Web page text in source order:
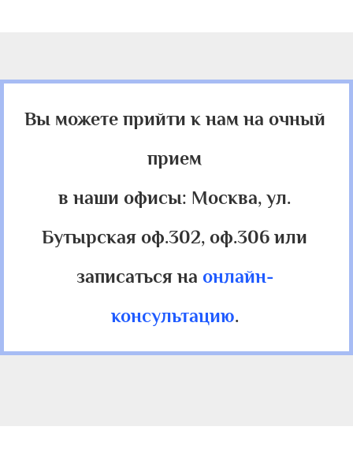
Вы можете прийти к нам на очный
прием
в наши офисы: Москва, ул.
Бутырская оф.302, оф.306 или
записаться на онлайн-
консультацию.